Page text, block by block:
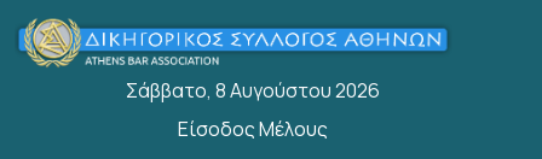
Παράκαμψη προς το κυρίως περιεχόμενο
Σάββατο, 8 Αυγούστου 2026
User account menu
Είσοδος Μέλους